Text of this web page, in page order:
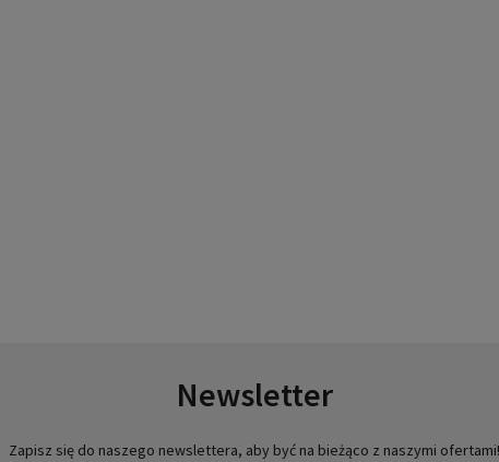
Newsletter
Zapisz się do naszego newslettera, aby być na bieżąco z naszymi ofertami!